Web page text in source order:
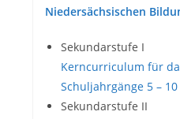
Niedersächsischen
Sekundarstufe I
Kerncurriculum für
Schuljahrgänge 5 – 10
Sekundarstufe II